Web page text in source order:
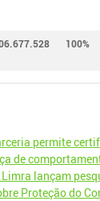
100%
permite
de
Limra lançam
Proteção do